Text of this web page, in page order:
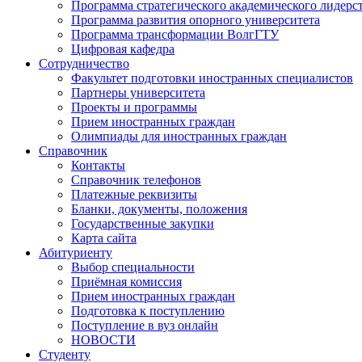
Программа стратегического академического
Программа развития опорного университета
Программа трансформации ВолгГТУ
Цифровая кафедра
Сотрудничество
Факультет подготовки иностранных специалистов
Партнеры университета
Проекты и программы
Прием иностранных граждан
Олимпиады для иностранных граждан
Справочник
Контакты
Справочник телефонов
Платежные реквизиты
Бланки, документы, положения
Государственные закупки
Карта сайта
Абитуриенту
Выбор специальности
Приёмная комиссия
Прием иностранных граждан
Подготовка к поступлению
Поступление в вуз онлайн
НОВОСТИ
Студенту